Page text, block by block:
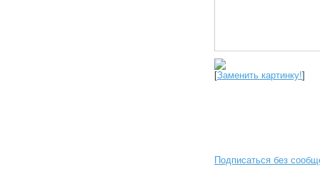
[Заменить картинку!]
Подписаться без